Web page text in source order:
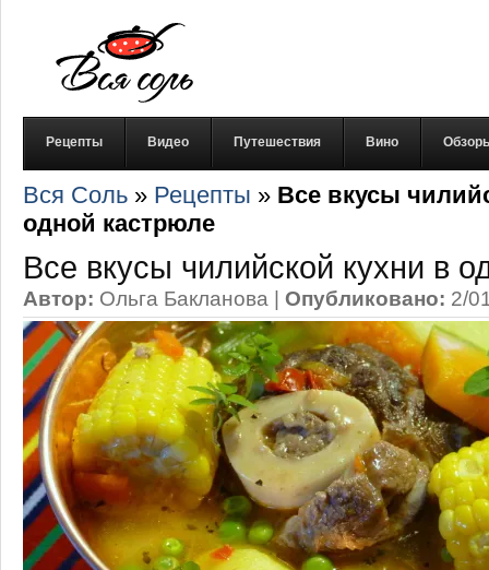
Рецепты Видео Путешествия Вино
Вся Соль » Рецепты » Все вкусы
одной кастрюле
Все вкусы чилийской кухни в
Автор: Ольга Бакланова | Опубликовано: 2/